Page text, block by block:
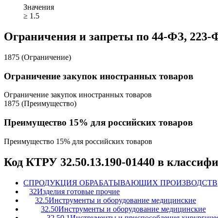
Значения
≥ 1.5
Ограничения и запреты по 44-ФЗ, 223-
1875 (Ограничение)
Ограничение закупок иностранных товаров
Ограничение закупок иностранных товаров
1875 (Преимущество)
Преимущество 15% для российских товаров
Преимущество 15% для российских товаров
Код КТРУ 32.50.13.190-01440 в
CПРОДУКЦИЯ ОБРАБАТЫВАЮЩИХ ПРОИЗВОДСТВ
32Изделия готовые прочие
32.5Инструменты и оборудование медицинские
32.50Инструменты и оборудование медицинские